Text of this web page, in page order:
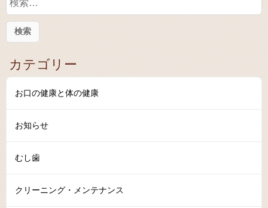
索
:
カテゴリー
お口の健康と体の健康
お知らせ
むし歯
クリーニング・メンテナンス